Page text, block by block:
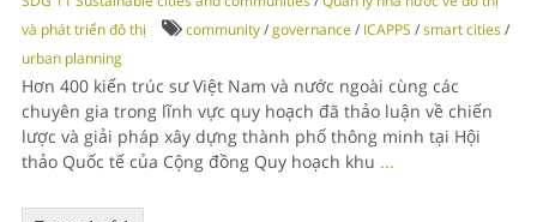
và phát triển đô thị
community/governance/ ICAPPS /smart cities/
urban planning
Hơn 400 kiến trúc sư Việt Nam và nước ngoài cùng các
chuyên gia trong lĩnh vực quy hoạch đã thảo luận về chiến
lược và giải pháp xây dựng thành phố thông minh tại Hội
thảo Quốc tế của Cộng đồng Quy hoạch khu ...